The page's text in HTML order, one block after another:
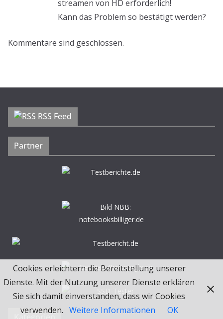
streamen von HD erforderlich!
Kann das Problem so bestätigt werden?
Kommentare sind geschlossen.
RSS Feed
Partner
Cookies erleichtern die Bereitstellung unserer
Dienste. Mit der Nutzung unserer Dienste erklären
Sie sich damit einverstanden, dass wir Cookies
verwenden. Weitere Informationen OK